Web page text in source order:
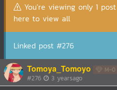
You're viewing only 1
here to view all
Linked post #276
Tomoya_Tomoyo M-0
#276 3 yearsago